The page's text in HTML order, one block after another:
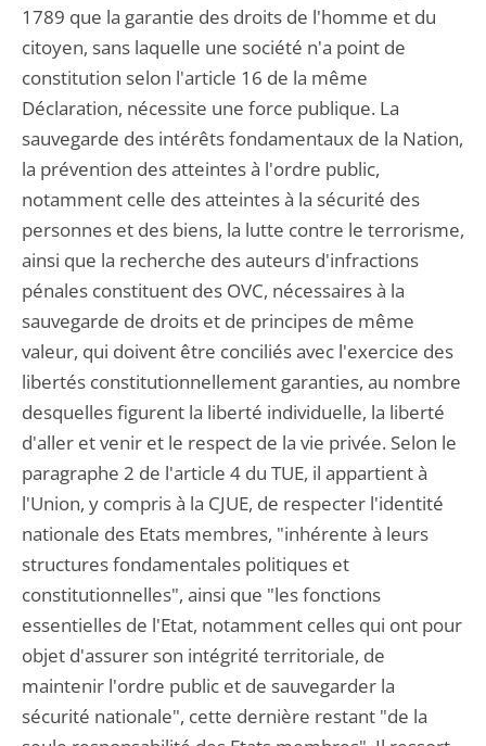
1789 que la garantie des droits de l'homme et du
citoyen, sans laquelle une société n'a point de
constitution selon l'article 16 de la même
Déclaration, nécessite une force publique. La
sauvegarde des intérêts fondamentaux de la Nation,
la prévention des atteintes à l'ordre public,
notamment celle des atteintes à la sécurité des
personnes et des biens, la lutte contre le terrorisme,
ainsi que la recherche des auteurs d'infractions
pénales constituent des OVC, nécessaires à la
sauvegarde de droits et de principes de même
valeur, qui doivent être conciliés avec l'exercice des
libertés constitutionnellement garanties, au nombre
desquelles figurent la liberté individuelle, la liberté
d'aller et venir et le respect de la vie privée. Selon le
paragraphe 2 de l'article 4 du TUE, il appartient à
l'Union, y compris à la CJUE, de respecter l'identité
nationale des Etats membres, "inhérente à leurs
structures fondamentales politiques et
constitutionnelles", ainsi que "les fonctions
essentielles de l'Etat, notamment celles qui ont pour
objet d'assurer son intégrité territoriale, de
maintenir l'ordre public et de sauvegarder la
sécurité nationale", cette dernière restant "de la